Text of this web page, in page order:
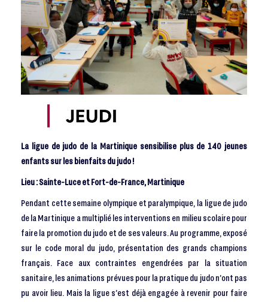
La ligue de judo de la Martinique sensibilise plus de 140 jeunes
enfants sur les bienfaits du judo !
Lieu : Sainte-Luce et Fort-de-France, Martinique
Pendant cette semaine olympique et paralympique, la ligue de judo
de la Martinique a multiplié les interventions en milieu scolaire pour
faire la promotion du judo et de ses valeurs. Au programme, exposé
sur le code moral du judo, présentation des grands champions
français. Face aux contraintes engendrées par la situation
sanitaire, les animations prévues pour la pratique du judo n’ont pas
pu avoir lieu. Mais la ligue s’est déjà engagée à revenir pour faire